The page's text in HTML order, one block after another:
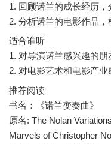
1. 回顾诺兰的成长经历，
适合谁听
1. 对导演诺兰感兴趣的朋
推荐阅读
书名：《诺兰变奏曲》
原名: The Nolan
Marvels of Christopher